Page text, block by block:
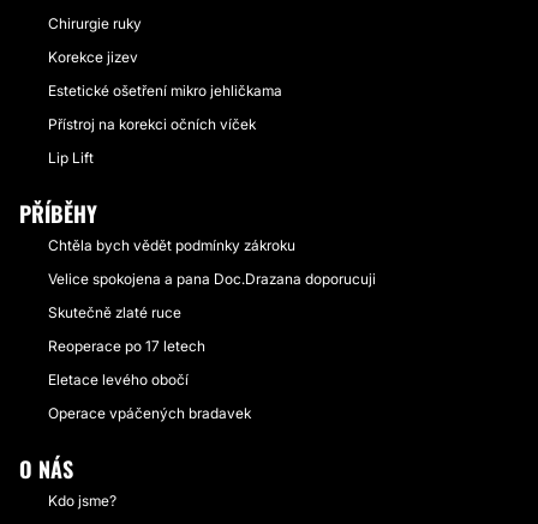
Chirurgie ruky
Korekce jizev
Estetické ošetření mikro jehličkama
Přístroj na korekci očních víček
Lip Lift
PŘÍBĚHY
Chtěla bych vědět podmínky zákroku
Velice spokojena a pana Doc.Drazana doporucuji
Skutečně zlaté ruce
Reoperace po 17 letech
Eletace levého obočí
Operace vpáčených bradavek
O NÁS
Kdo jsme?